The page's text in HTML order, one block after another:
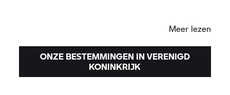
Meer lezen
ONZE BESTEMMINGEN IN VERENIGD
KONINKRIJK